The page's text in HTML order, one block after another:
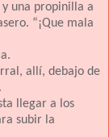
y una propinilla a
“¡Que mala
allí, debajo de
llegar a los
subir la